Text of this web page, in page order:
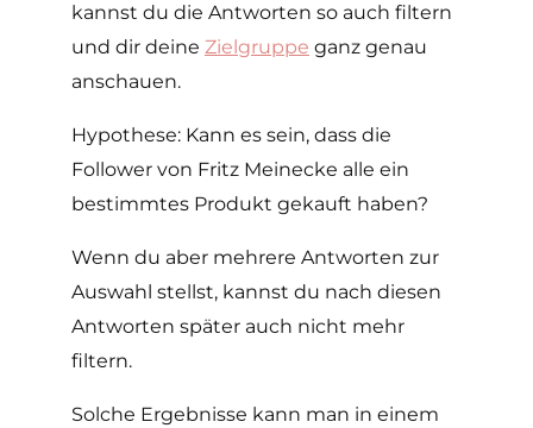
kannst du die Antworten so auch filtern
und dir deine Zielgruppe ganz genau
anschauen.
Hypothese: Kann es sein, dass die
Follower von Fritz Meinecke alle ein
bestimmtes Produkt gekauft haben?
Wenn du aber mehrere Antworten zur
Auswahl stellst, kannst du nach diesen
Antworten später auch nicht mehr
filtern.
Solche Ergebnisse kann man in einem